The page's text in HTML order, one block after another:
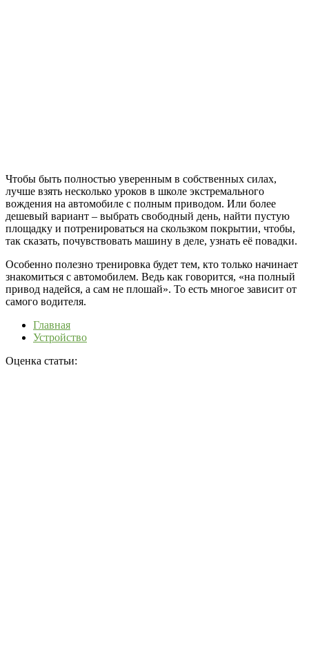
Чтобы быть полностью уверенным в собственных силах,
лучше взять несколько уроков в школе экстремального
вождения на автомобиле с полным приводом. Или более
дешевый вариант – выбрать свободный день, найти пустую
площадку и потренироваться на скользком покрытии, чтобы,
так сказать, почувствовать машину в деле, узнать её повадки.
Особенно полезно тренировка будет тем, кто только начинает
знакомиться с автомобилем. Ведь как говорится, «на полный
привод надейся, а сам не плошай». То есть многое зависит от
самого водителя.
Главная
Устройство
Оценка статьи: